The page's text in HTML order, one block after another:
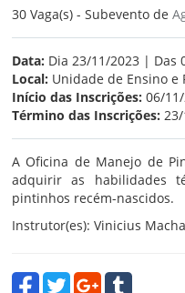
30 Vaga(s) - Subevento de
Data: Dia 23/11/2023 | Das
Local: Unidade de Ensino e
Início das Inscrições: 06/
Término das Inscrições:
A Oficina de Manejo de
adquirir as habilidades
pintinhos recém-nascidos.
Instrutor(es): Vinicius